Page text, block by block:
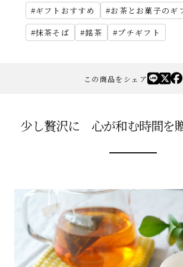
ギフトおすすめ
お茶とお菓子のギ
抹茶そば
銘茶 プチギフト
この商品をシェア
少し贅沢に 心が和む時間を